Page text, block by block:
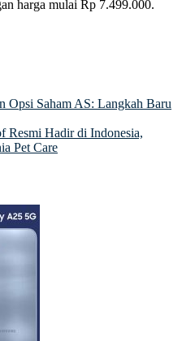
harga mulai Rp 7.499.000.
Opsi Saham AS: Langkah Baru
Resmi Hadir di Indonesia,
Pet Care